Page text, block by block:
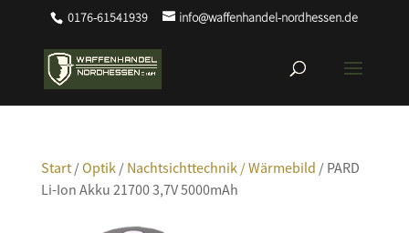
0176-61541939 info@waffenhandel-nordhessen.de
Start/Optik/ Nachtsichttechnik / Wärmebild / PARD
Li-Ion Akku 21700 3,7V 5000mAh